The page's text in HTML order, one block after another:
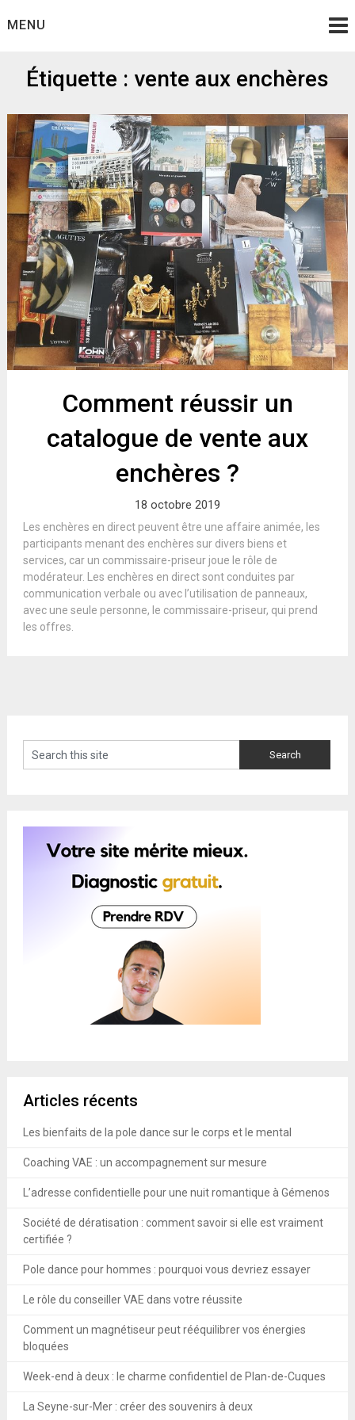
toMENU
Étiquette : vente aux enchères
Comment réussir un
catalogue de vente aux
enchères ?
18 octobre 2019
Les enchères en direct peuvent être une affaire animée, les
participants menant des enchères sur divers biens et
services, car un commissaire-priseur joue le rôle de
modérateur. Les enchères en direct sont conduites par
communication verbale ou avec l’utilisation de panneaux,
avec une seule personne, le commissaire-priseur, qui prend
les offres.
Articles récents
Les bienfaits de la pole dance sur le corps et le mental
Coaching VAE : un accompagnement sur mesure
L’adresse confidentielle pour une nuit romantique à Gémenos
Société de dératisation : comment savoir si elle est vraiment
certifiée ?
Pole dance pour hommes : pourquoi vous devriez essayer
Le rôle du conseiller VAE dans votre réussite
Comment un magnétiseur peut rééquilibrer vos énergies
bloquées
Week-end à deux : le charme confidentiel de Plan-de-Cuques
La Seyne-sur-Mer : créer des souvenirs à deux